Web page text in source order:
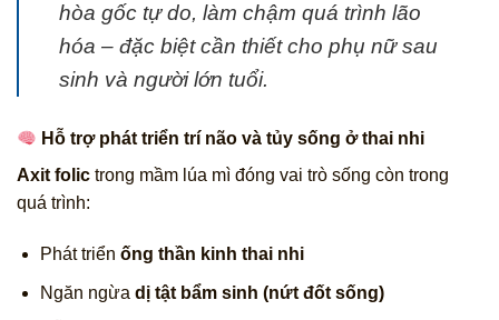
hòa gốc tự do, làm chậm quá trình lão
hóa – đặc biệt cần thiết cho phụ nữ sau
sinh và người lớn tuổi.
Hỗ trợ phát triển trí não và tủy sống ở thai nhi
Axit folic trong mầm lúa mì đóng vai trò sống còn trong
quá trình:
Phát triển ống thần kinh thai nhi
Ngăn ngừa dị tật bẩm sinh (nứt đốt sống)